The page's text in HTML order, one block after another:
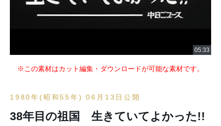
※この素材はカット編集・ダウンロードが可能な素材です。
1980年(昭和55年) 06月13日公開
38年目の祖国 生きていてよかった!!